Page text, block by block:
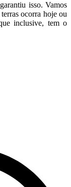
isso. Vamos
ocorra hoje ou
inclusive, tem o